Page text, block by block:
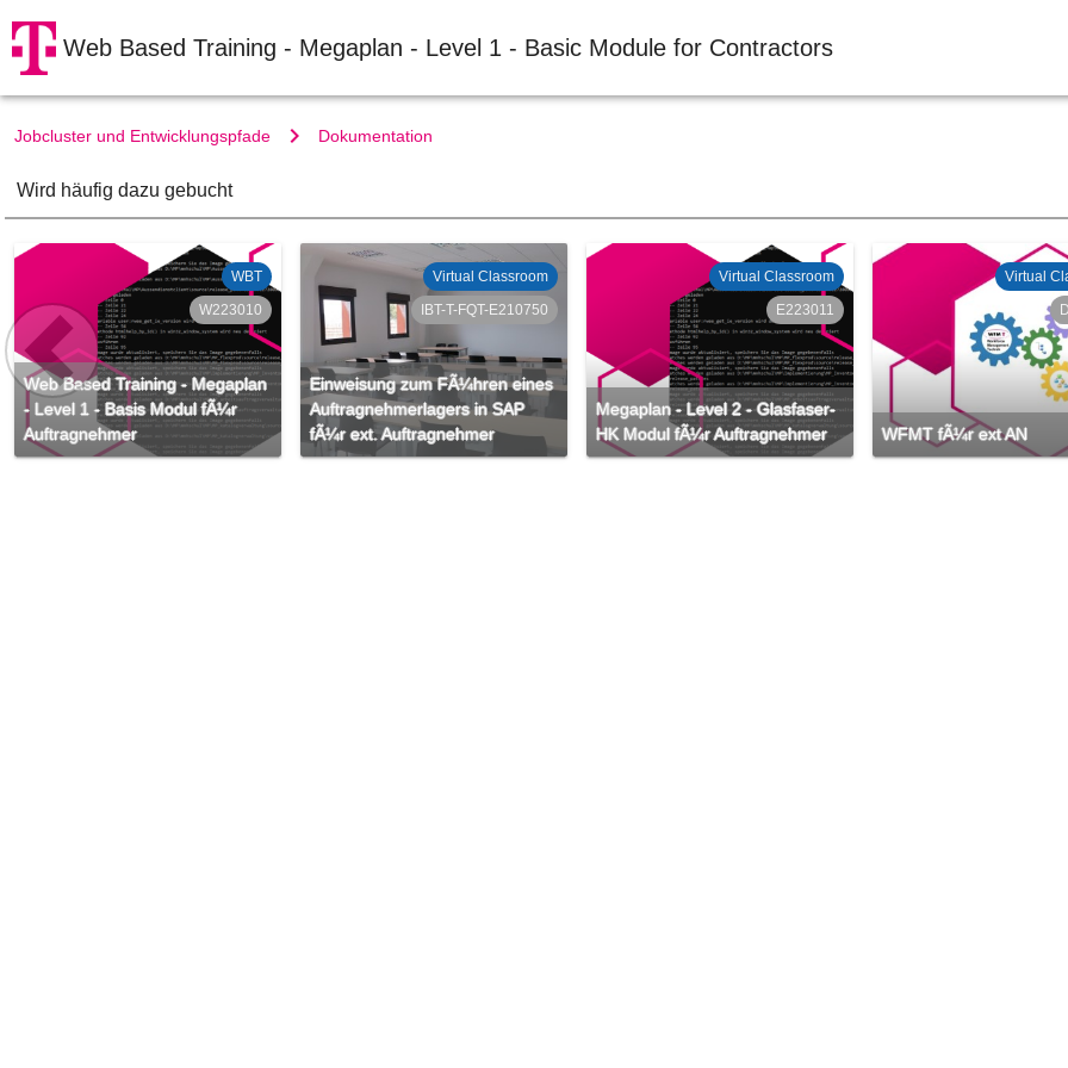
Web Based Training - Megaplan - Level 1 - Basic Module for Contractors
Jobcluster und Entwicklungspfade Dokumentation
Wird häufig dazu gebucht
Web Based Training - Megaplan
- Level 1 - Basis Modul fÃ¼r
Auftragnehmer
WBT
W223010
Einweisung zum FÃ¼hren eines
Auftragnehmerlagers in SAP
fÃ¼r ext. Auftragnehmer
Virtual Classroom
IBT-T-FQT-E210750
Megaplan - Level 2 - Glasfaser-
HK Modul fÃ¼r Auftragnehmer
Virtual Classroom
E223011
WFMT fÃ¼r ext AN
Virtual